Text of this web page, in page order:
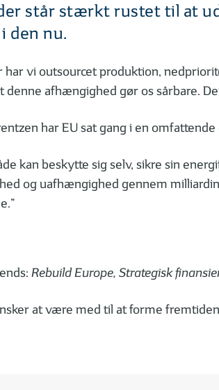
står stærkt rustet til at
den nu.
vi outsourcet produktion,
afhængighed gør os sårbare.
har EU sat gang i en
kan beskytte sig selv, sikre sin
og uafhængighed gennem
Rebuild Europe, Strategisk
at være med til at forme